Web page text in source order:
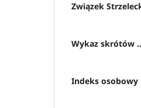
Związek
Wykaz skrótów
Indeks osobowy